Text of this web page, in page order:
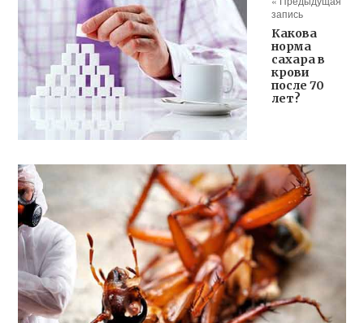
запись
Какова
норма
сахара в
крови
после 70
лет?